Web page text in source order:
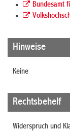
Bundesamt
Hinweise
Keine
Rechtsbehelf
Widerspruch und